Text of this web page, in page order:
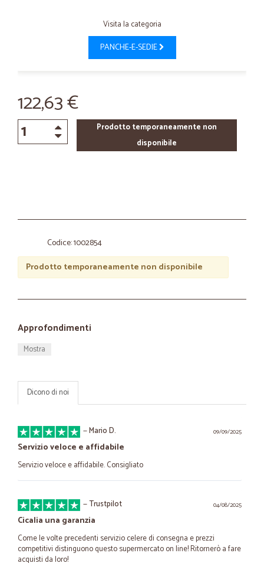
Visita la categoria
PANCHE-E-SEDIE
122,63 €
Prodotto temporaneamente non
disponibile
Codice: 1002854
Prodotto temporaneamente non disponibile
Approfondimenti
Mostra
Dicono di noi
09/09/2025
—Mario D.
Servizio veloce e affidabile
Servizio veloce e affidabile. Consigliato
04/08/2025
—Trustpilot
Cicalia una garanzia
Come le volte precedenti servizio celere di consegna e prezzi
competitivi distinguono questo supermercato on line! Ritornerò a fare
acquisti da loro!